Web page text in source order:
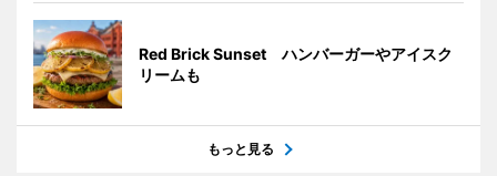
Red Brick Sunset ハンバーガーやアイスク
リームも
もっと見る